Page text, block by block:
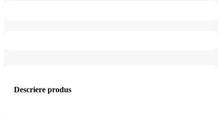
Descriere produs